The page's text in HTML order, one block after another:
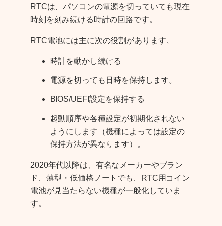
RTCは、パソコンの電源を切っていても現在
時刻を刻み続ける時計の回路です。
RTC電池には主に次の役割があります。
時計を動かし続ける
電源を切っても日時を保持します。
BIOS/UEFI設定を保持する
起動順序や各種設定が初期化されない
ようにします（機種によっては設定の
保持方法が異なります）。
2020年代以降は、有名なメーカーやブラン
ド、薄型・低価格ノートでも、RTC用コイン
電池が見当たらない機種が一般化していま
す。